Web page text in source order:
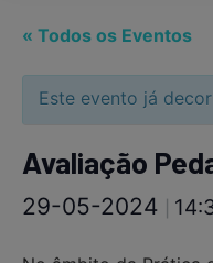
« Todos os Eventos
Este evento já
Avaliação
29-05-2024